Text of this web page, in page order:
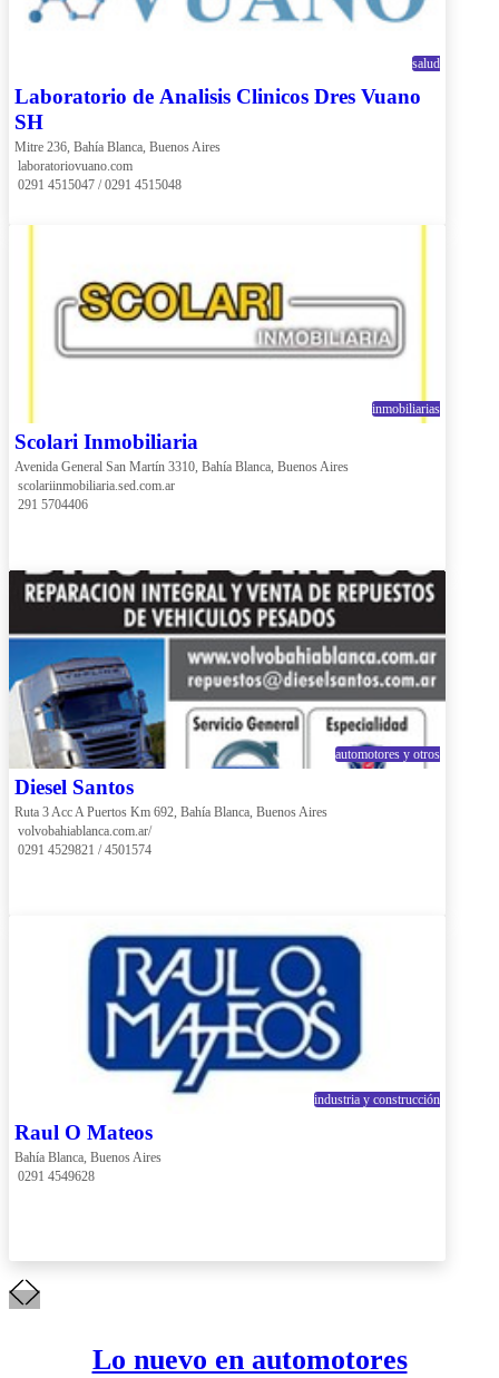
salud
Laboratorio de Analisis Clinicos Dres Vuano
SH
Mitre 236, Bahía Blanca, Buenos Aires
laboratoriovuano.com
0291 4515047 / 0291 4515048
inmobiliarias
Scolari Inmobiliaria
Avenida General San Martín 3310, Bahía Blanca, Buenos Aires
scolariinmobiliaria.sed.com.ar
291 5704406
automotores y otros
Diesel Santos
Ruta 3 Acc A Puertos Km 692, Bahía Blanca, Buenos Aires
volvobahiablanca.com.ar/
0291 4529821 / 4501574
industria y construcción
Raul O Mateos
Bahía Blanca, Buenos Aires
0291 4549628
Lo nuevo en automotores